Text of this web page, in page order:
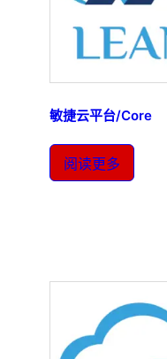
敏捷云平台/Core
阅读更多